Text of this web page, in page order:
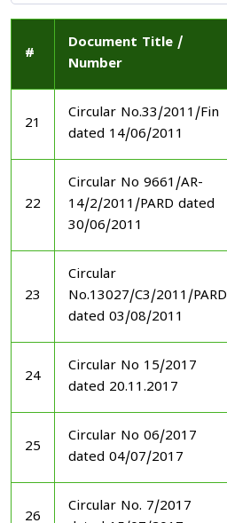
#
Document Title /
Number
21
Circular No.33/2011/Fin
dated 14/06/2011
22
Circular No 9661/AR-
14/2/2011/PARD dated
30/06/2011
23
Circular
No.13027/C3/2011/PARD
dated 03/08/2011
24
Circular No 15/2017
dated 20.11.2017
25
Circular No 06/2017
dated 04/07/2017
26
Circular No. 7/2017